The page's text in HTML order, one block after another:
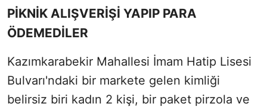
PİKNİK ALIŞVERİŞİ YAPIP PARA
ÖDEMEDİLER
Kazımkarabekir Mahallesi İmam Hatip Lisesi
Bulvarı'ndaki bir markete gelen kimliği
belirsiz biri kadın 2 kişi, bir paket pirzola ve